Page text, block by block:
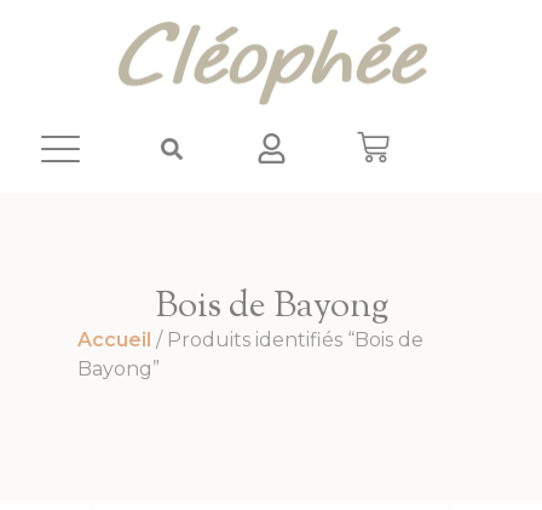
Bois de Bayong
Accueil / Produits identifiés “Bois de
Bayong”